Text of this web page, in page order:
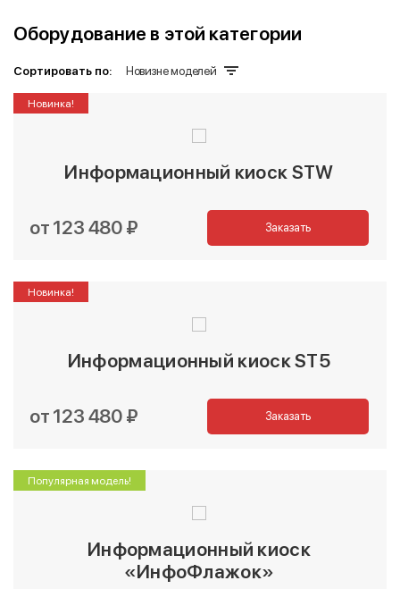
Оборудование в этой категории
Сортировать по: Новизне моделей
Новинка!
Информационный киоск STW
от 123 480 ₽ Заказать
Новинка!
Информационный киоск ST5
от 123 480 ₽ Заказать
Популярная модель!
Информационный киоск
«ИнфоФлажок»